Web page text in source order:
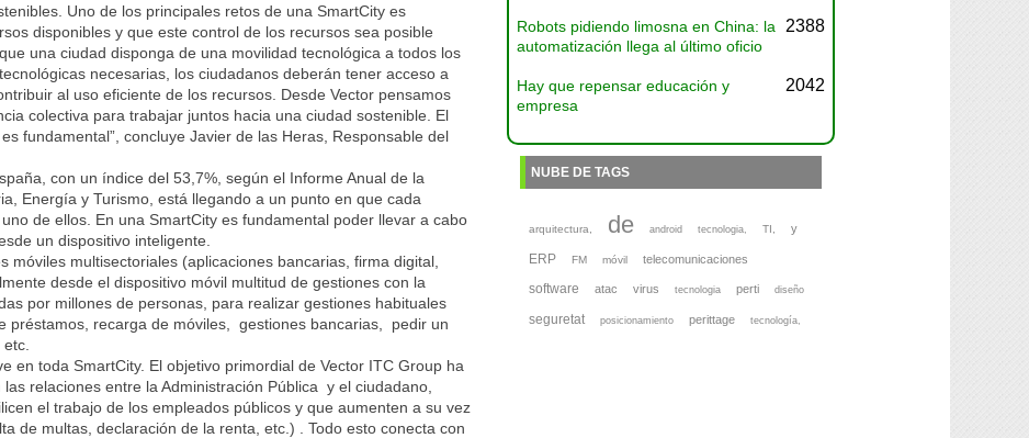
Uno de los principales retos de una SmartCity es
disponibles y que este control de los recursos sea posible
una ciudad disponga de una movilidad tecnológica a todos los
necesarias, los ciudadanos deberán tener acceso a
al uso eficiente de los recursos. Desde Vector pensamos
colectiva para trabajar juntos hacia una ciudad sostenible. El
fundamental”, concluye Javier de las Heras, Responsable del
con un índice del 53,7%, según el Informe Anual de la
Energía y Turismo, está llegando a un punto en que cada
de ellos. En una SmartCity es fundamental poder llevar a cabo
un dispositivo inteligente.
móviles multisectoriales (aplicaciones bancarias, firma digital,
desde el dispositivo móvil multitud de gestiones con la
por millones de personas, para realizar gestiones habituales
préstamos, recarga de móviles, gestiones bancarias, pedir un
en toda SmartCity. El objetivo primordial de Vector ITC Group ha
relaciones entre la Administración Pública y el ciudadano,
el trabajo de los empleados públicos y que aumenten a su vez
de multas, declaración de la renta, etc.) . Todo esto conecta con
Robots pidiendo limosna en China: la
automatización llega al último oficio
2388
Hay que repensar educación y
empresa
2042
NUBE DE TAGS
arquitectura, de android tecnologia, TI, y
ERP FM móvil telecomunicaciones
software atac virus tecnologia perti diseño
seguretat posicionamiento perittage tecnología,